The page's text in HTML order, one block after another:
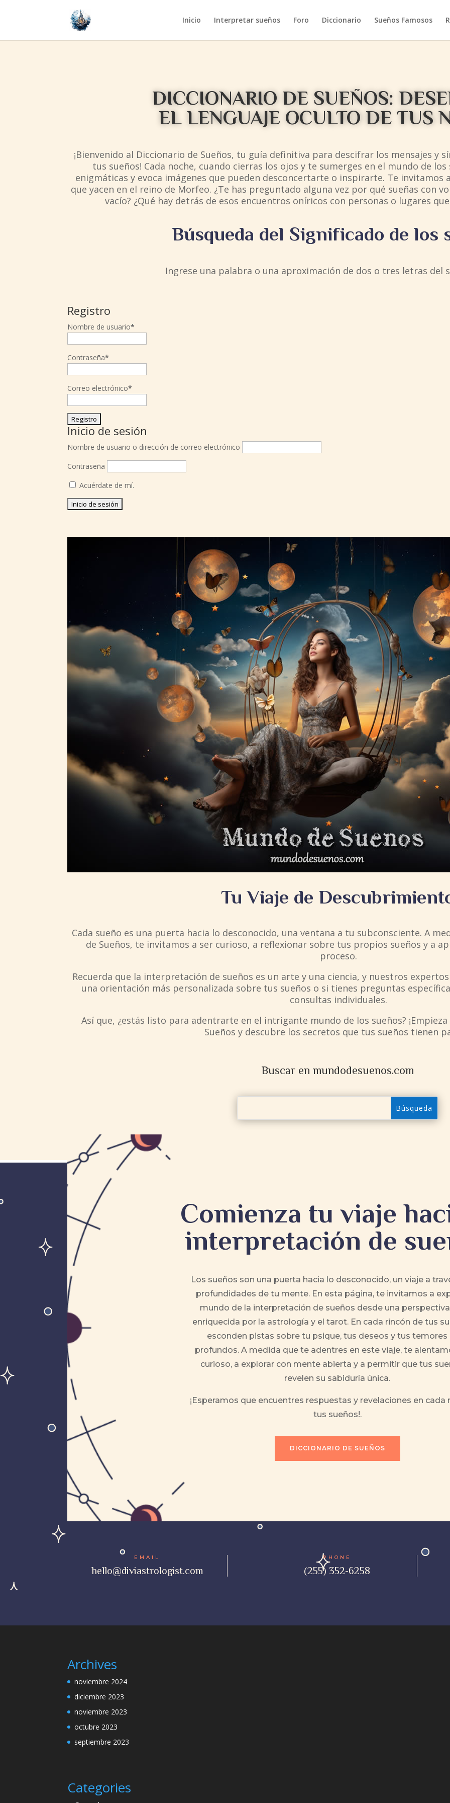
Inicio Interpretar sueños Foro Diccionario Sueños Famosos
DICCIONARIO DE SUEÑOS:
EL LENGUAJE OCULTO DE TUS
¡Bienvenido al Diccionario de Sueños, tu guía definitiva para descifrar los mensajes y
tus sueños! Cada noche, cuando cierras los ojos y te sumerges en el mundo de
enigmáticas y evoca imágenes que pueden desconcertarte o inspirarte. Te invitamos
que yacen en el reino de Morfeo. ¿Te has preguntado alguna vez por qué sueñas con
vacío? ¿Qué hay detrás de esos encuentros oníricos con personas o lugares
Búsqueda del Significado de los
Ingrese una palabra o una aproximación de dos o tres letras del
Registro
Nombre de usuario*
Contraseña*
Correo electrónico*
Inicio de sesión
Nombre de usuario o dirección de correo electrónico
Contraseña
Acuérdate de mí.
Tu Viaje de
Cada sueño es una puerta hacia lo desconocido, una ventana a tu subconsciente. A
de Sueños, te invitamos a ser curioso, a reflexionar sobre tus propios sueños y a
proceso.
Recuerda que la interpretación de sueños es un arte y una ciencia, y nuestros
una orientación más personalizada sobre tus sueños o si tienes preguntas
consultas individuales.
Así que, ¿estás listo para adentrarte en el intrigante mundo de los sueños?
Sueños y descubre los secretos que tus sueños tienen
Buscar en mundodesuenos.com
Comienza tu viaje
interpretación de
Los sueños son una puerta hacia lo desconocido, un viaje a
profundidades de tu mente. En esta página, te invitamos a
mundo de la interpretación de sueños desde una
enriquecida por la astrología y el tarot. En cada rincón de tus
esconden pistas sobre tu psique, tus deseos y tus temores
profundos. A medida que te adentres en este viaje, te
curioso, a explorar con mente abierta y a permitir que tus
revelen su sabiduría única.
¡Esperamos que encuentres respuestas y revelaciones en cada
tus sueños!.
DICCIONARIO DE SUEÑOS
EMAIL
hello@diviastrologist.com
PHONE
(255) 352-6258
Archives
noviembre 2024
diciembre 2023
noviembre 2023
octubre 2023
septiembre 2023
Categories